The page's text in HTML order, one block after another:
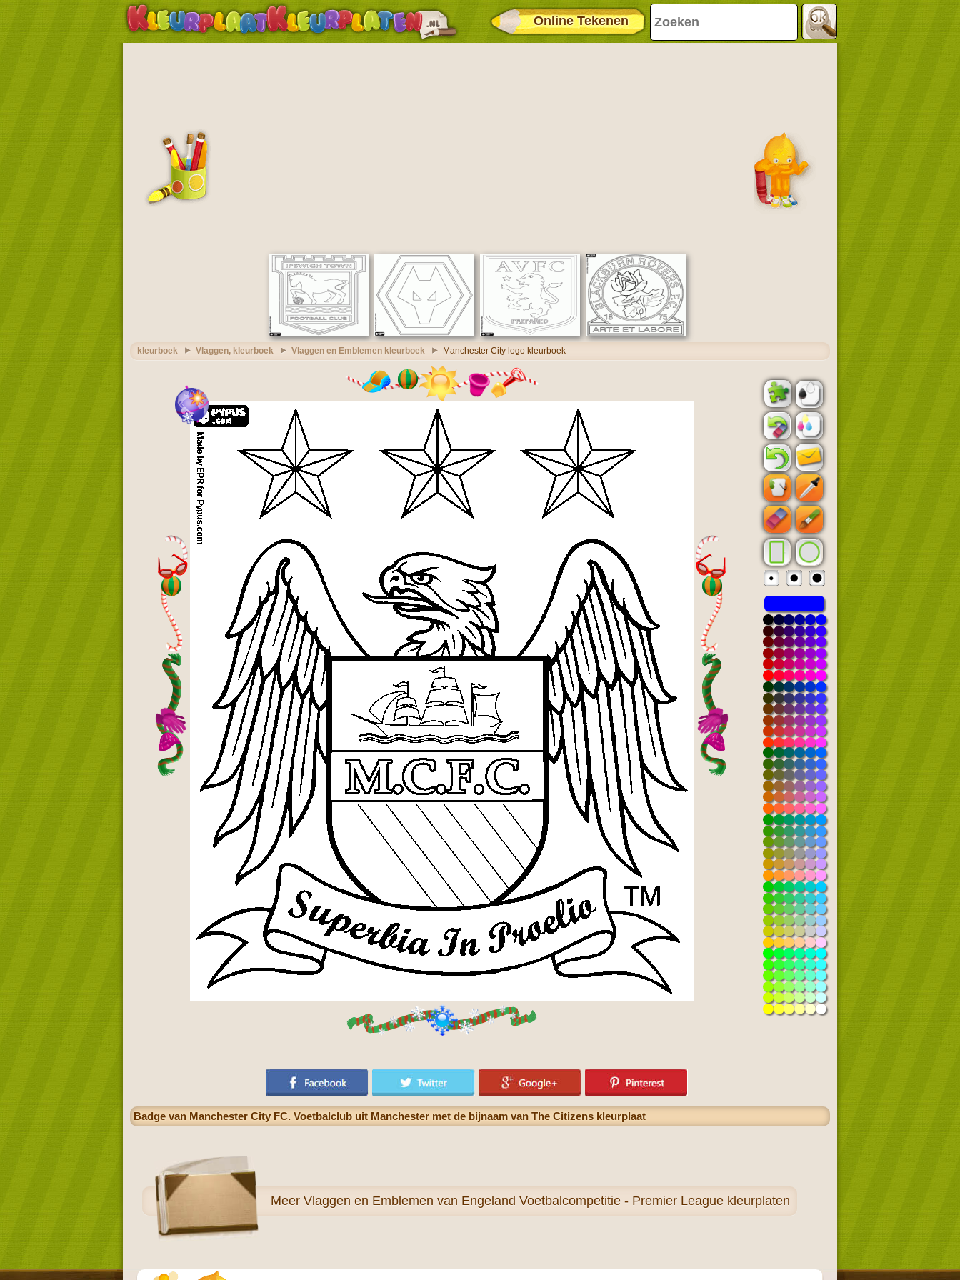
Online Tekenen
kleurboek Vlaggen, kleurboek Vlaggen en Emblemen kleurboek Manchester City logo kleurboek
Badge van Manchester City FC. Voetbalclub uit Manchester met de bijnaam van The Citizens kleurplaat
Meer Vlaggen en Emblemen van Engeland Voetbalcompetitie - Premier League kleurplaten